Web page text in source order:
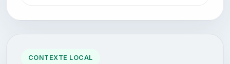
CONTEXTE LOCAL